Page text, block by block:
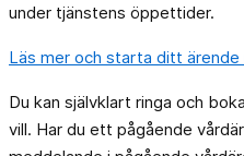
under tjänstens öppettider.
Läs mer och starta ditt ärende
Du kan självklart ringa och
vill. Har du ett pågående